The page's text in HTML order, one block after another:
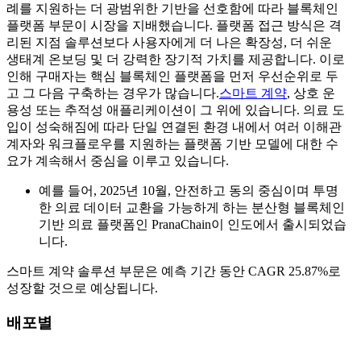
례를 지원하는 더 광범위한 기반을 선호함에 따라 블록체인
플랫폼 부문이 시장을 지배했습니다. 플랫폼 접근 방식은 격
리된 지점 솔루션보다 사용자에게 더 나은 확장성, 더 쉬운
생태계 온보딩 및 더 강력한 장기적 가치를 제공합니다. 이로
인해 구매자는 핵심 블록체인 플랫폼을 먼저 우선순위로 두
고 그 다음 구축하는 경우가 많습니다.스마트 계약, 상호 운
용성 또는 추적성 애플리케이션이 그 위에 있습니다. 의료 도
입이 성숙해짐에 따라 단일 연결된 환경 내에서 여러 이해관
계자와 워크플로우를 지원하는 플랫폼 기반 모델에 대한 수
요가 계속해서 중심을 이루고 있습니다.
예를 들어, 2025년 10월, 안전하고 동의 중심이며 투명
한 의료 데이터 교환을 가능하게 하는 분산형 블록체인
기반 의료 플랫폼인 PranaChain이 인도에서 출시되었습
니다.
스마트 계약 솔루션 부문은 예측 기간 동안 CAGR 25.87%로
성장할 것으로 예상됩니다.
배포별